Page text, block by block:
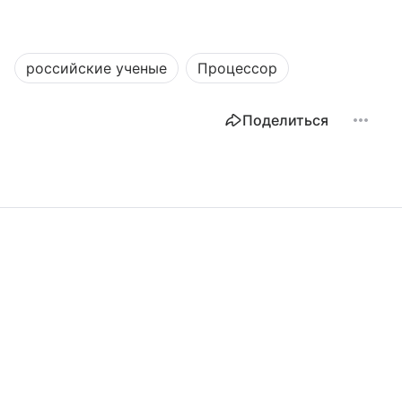
российские ученые Процессор
Поделиться